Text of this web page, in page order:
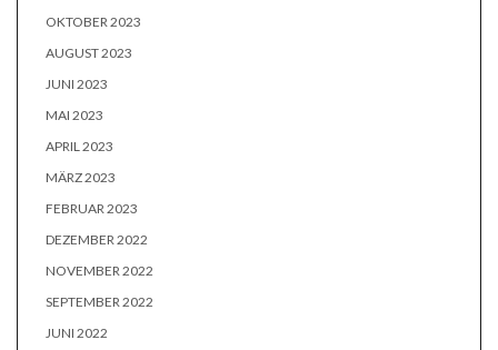
OKTOBER 2023
AUGUST 2023
JUNI 2023
MAI 2023
APRIL 2023
MÄRZ 2023
FEBRUAR 2023
DEZEMBER 2022
NOVEMBER 2022
SEPTEMBER 2022
JUNI 2022